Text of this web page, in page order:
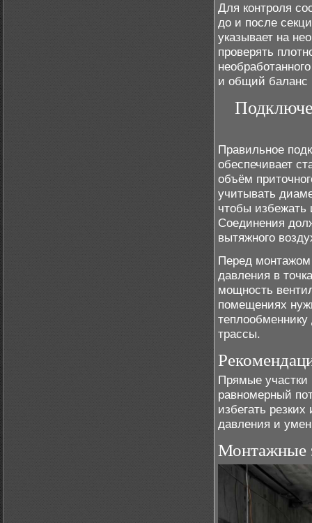
Для контроля
до и после
указывает на
проверять
и общий баланс
Правильное
обеспечивает
объём
учитывать
чтобы избежать
Соединения
вытяжного
Перед монтажом
давления в
мощность
помещениях
теплообменнику
трассы.
Прямые участки
равномерный
избегать
давления и
Монтажные